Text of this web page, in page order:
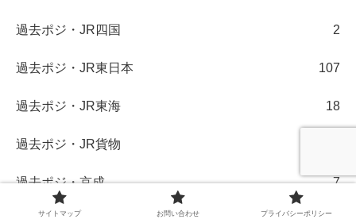
過去ポジ・JR四国 2
過去ポジ・JR東日本 107
過去ポジ・JR東海 18
過去ポジ・JR貨物
過去ポジ・京成 7
サイトマップ お問い合わせ プライバシーポリシー